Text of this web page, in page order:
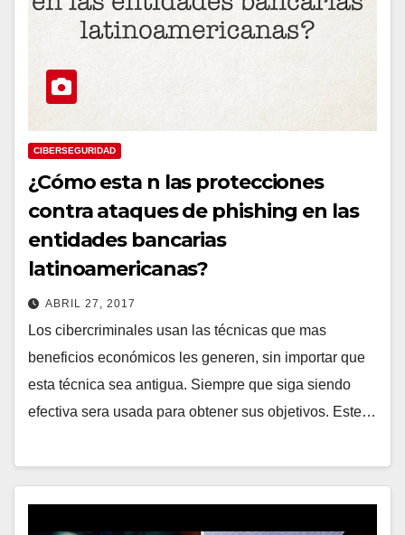
CIBERSEGURIDAD
¿Cómo esta n las protecciones
contra ataques de phishing en las
entidades bancarias
latinoamericanas?
ABRIL 27, 2017
Los cibercriminales usan las técnicas que mas
beneficios económicos les generen, sin importar que
esta técnica sea antigua. Siempre que siga siendo
efectiva sera usada para obtener sus objetivos. Este…